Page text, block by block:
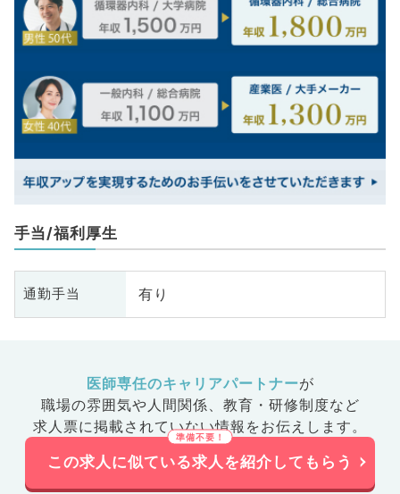
手当/福利厚生
通勤手当 有り
医師専任のキャリアパートナーが
職場の雰囲気や人間関係、 教育・研修制度など
求人票に掲載されていない情報をお伝えします。
この求人に似ている求人を紹介してもらう